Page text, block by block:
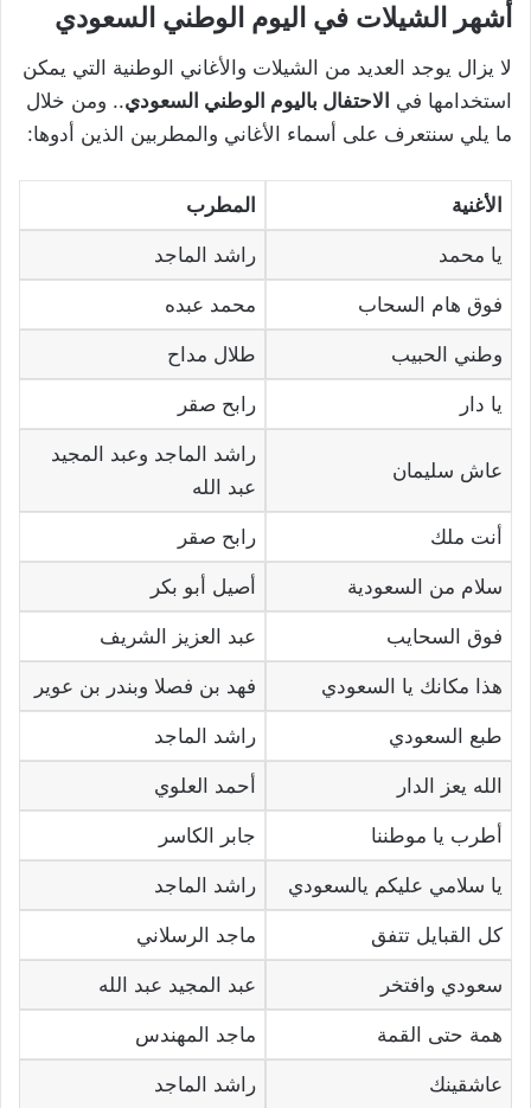
أشهر الشيلات في اليوم الوطني السعودي
لا يزال يوجد العديد من الشيلات والأغاني الوطنية التي يمكن
استخدامها في الاحتفال باليوم الوطني السعودي.. ومن خلال
ما يلي سنتعرف على أسماء الأغاني والمطربين الذين أدوها:
الأغنية المطرب
يا محمد راشد الماجد
فوق هام السحاب محمد عبده
وطني الحبيب طلال مداح
يا دار رابح صقر
عاش سليمان
راشد الماجد وعبد المجيد
عبد الله
أنت ملك رابح صقر
سلام من السعودية أصيل أبو بكر
فوق السحايب عبد العزيز الشريف
هذا مكانك يا السعودي فهد بن فصلا وبندر بن عوير
طبع السعودي راشد الماجد
الله يعز الدار أحمد العلوي
أطرب يا موطننا جابر الكاسر
يا سلامي عليكم يالسعودي راشد الماجد
كل القبايل تتفق ماجد الرسلاني
سعودي وافتخر عبد المجيد عبد الله
همة حتى القمة ماجد المهندس
عاشقينك راشد الماجد